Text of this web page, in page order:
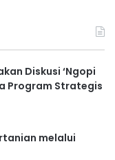
Diskusi ‘Ngopi
Program Strategis
melalui